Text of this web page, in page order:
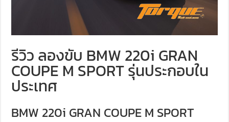
รีวิว ลองขับ BMW 220i GRAN
COUPE M SPORT รุ่นประกอบใน
ประเทศ
BMW 220i GRAN COUPE M SPORT